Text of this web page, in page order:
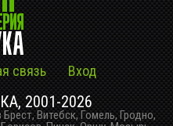
связь Вход
2001-2026
Витебск, Гомель, Гродно,